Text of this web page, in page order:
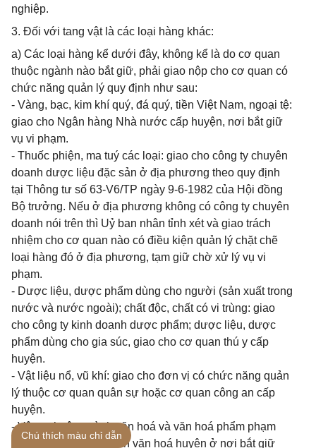
nghiệp.
3. Đối với tang vật là các loại hàng khác:
a) Các loại hàng kể dưới đây, không kể là do cơ quan
thuộc ngành nào bắt giữ, phải giao nộp cho cơ quan có
chức năng quản lý quy định như sau:
- Vàng, bạc, kim khí quý, đá quý, tiền Việt Nam, ngoại tệ:
giao cho Ngân hàng Nhà nước cấp huyện, nơi bắt giữ
vụ vi phạm.
- Thuốc phiện, ma tuý các loại: giao cho công ty chuyên
doanh dược liệu đặc sản ở địa phương theo quy định
tại Thông tư số 63-V6/TP ngày 9-6-1982 của Hội đồng
Bộ trưởng. Nếu ở địa phương không có công ty chuyên
doanh nói trên thì Uỷ ban nhân tỉnh xét và giao trách
nhiệm cho cơ quan nào có điều kiện quản lý chặt chẽ
loại hàng đó ở địa phương, tạm giữ chờ xử lý vụ vi
phạm.
- Dược liệu, dược phẩm dùng cho người (sản xuất trong
nước và nước ngoài); chất độc, chất có vi trùng: giao
cho công ty kinh doanh dược phẩm; dược liệu, dược
phẩm dùng cho gia súc, giao cho cơ quan thú y cấp
huyện.
- Vật liệu nổ, vũ khí: giao cho đơn vị có chức năng quản
lý thuộc cơ quan quân sự hoặc cơ quan công an cấp
huyện.
- Vật tư thuộc ngành văn hoá và văn hoá phẩm phạm
pháp: giao cho cơ quan văn hoá huyện ở nơi bắt giữ
Chú thích màu chỉ dẫn